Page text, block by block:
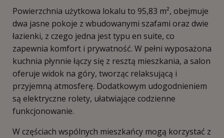
Powierzchnia użytkowa lokalu to 95,83 m², obejmuje
dwa jasne pokoje z wbudowanymi szafami oraz dwie
łazienki, z czego jedna jest typu en suite, co
zapewnia komfort i prywatność. W pełni wyposażona
kuchnia płynnie łączy się z resztą mieszkania, a salon
oferuje widok na góry, tworząc relaksującą i
przyjemną atmosferę. Dodatkowym udogodnieniem
są elektryczne rolety, ułatwiające codzienne
funkcjonowanie.
W częściach wspólnych mieszkańcy mogą korzystać z